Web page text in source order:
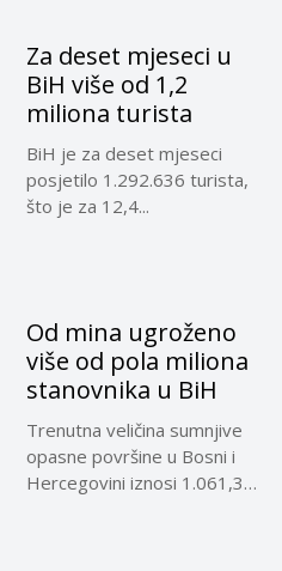
Za deset mjeseci u
BiH više od 1,2
miliona turista
BiH je za deset mjeseci
posjetilo 1.292.636 turista,
što je za 12,4...
Od mina ugroženo
više od pola miliona
stanovnika u BiH
Trenutna veličina sumnjive
opasne površine u Bosni i
Hercegovini iznosi 1.061,32